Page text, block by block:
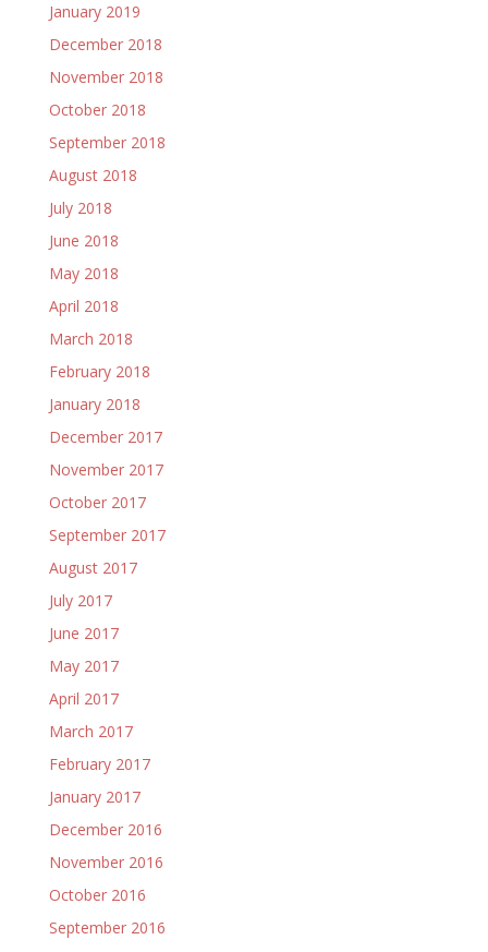
January 2019
December 2018
November 2018
October 2018
September 2018
August 2018
July 2018
June 2018
May 2018
April 2018
March 2018
February 2018
January 2018
December 2017
November 2017
October 2017
September 2017
August 2017
July 2017
June 2017
May 2017
April 2017
March 2017
February 2017
January 2017
December 2016
November 2016
October 2016
September 2016